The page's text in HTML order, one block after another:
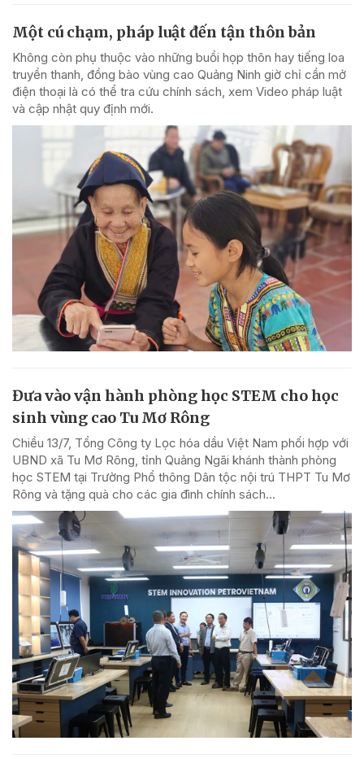
Một cú chạm, pháp luật đến tận thôn bản
Không còn phụ thuộc vào những buổi họp thôn hay tiếng loa
truyền thanh, đồng bào vùng cao Quảng Ninh giờ chỉ cần mở
điện thoại là có thể tra cứu chính sách, xem Video pháp luật
và cập nhật quy định mới.
Đưa vào vận hành phòng học STEM cho học
sinh vùng cao Tu Mơ Rông
Chiều 13/7, Tổng Công ty Lọc hóa dầu Việt Nam phối hợp với
UBND xã Tu Mơ Rông, tỉnh Quảng Ngãi khánh thành phòng
học STEM tại Trường Phổ thông Dân tộc nội trú THPT Tu Mơ
Rông và tặng quà cho các gia đình chính sách...